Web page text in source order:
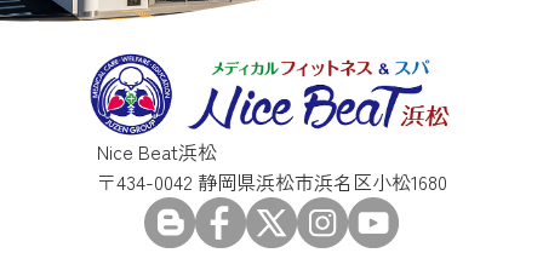
Nice Beat浜松
〒434-0042 静岡県浜松市浜名区小松1680